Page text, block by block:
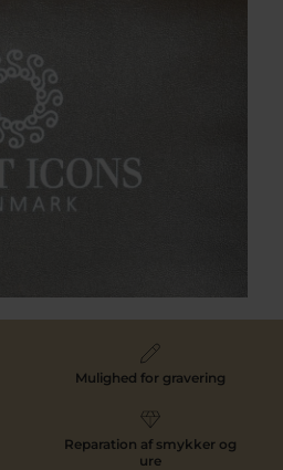
Mulighed for gravering
Reparation af smykker og
ure